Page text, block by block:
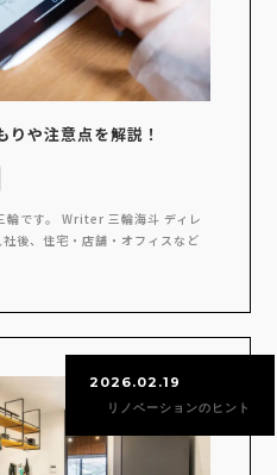
りや注意点を解説！
輪です。 Writer 三輪海斗 ディレ
後、住宅・店舗・オフィスなど
2026.02.19
リノベーションのヒント